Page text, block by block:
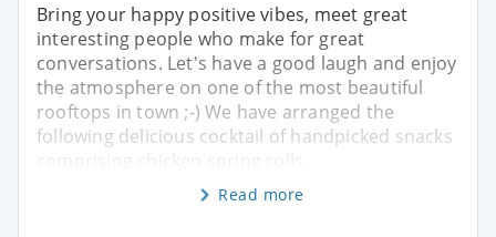
Bring your happy positive vibes, meet great
interesting people who make for great
conversations. Let's have a good laugh and enjoy
the atmosphere on one of the most beautiful
rooftops in town ;-) We have arranged the
following delicious cocktail of handpicked snacks
Read more